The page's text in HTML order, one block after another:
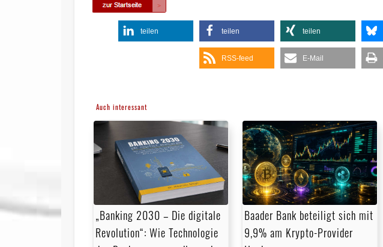
teilen teilen teilen
RSS-feed E-Mail
Auch interessant
„Banking 2030 – Die digitale
Revolution“: Wie Technologie
Baader Bank beteiligt sich mit
9,9% am Krypto-Provider